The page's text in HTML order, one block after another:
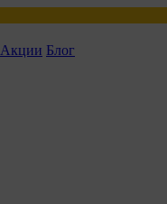
Акции Блог